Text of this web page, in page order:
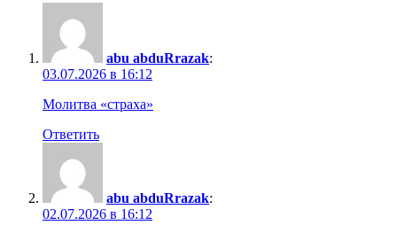
abu abduRrazak:
03.07.2026 в 16:12
Молитва «страха»
Ответить
abu abduRrazak:
02.07.2026 в 16:12